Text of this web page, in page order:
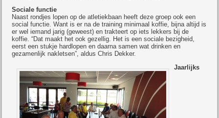
Sociale functie
Naast rondjes lopen op de atletiekbaan heeft deze groep ook een
social functie. Want is er na de training minimaal koffie, bijna altijd is
er wel iemand jarig (geweest) en trakteert op iets lekkers bij de
koffie. “Dat maakt het ook gezellig. Het is een sociale bezigheid,
eerst een stukje hardlopen en daarna samen wat drinken en
gezamenlijk nakletsen”, aldus Chris Dekker.
Jaarlijks